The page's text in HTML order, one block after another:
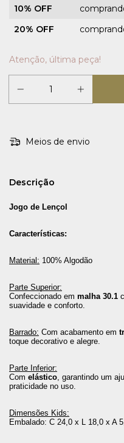
10% OFF
20% OFF
Atenção, última peça!
Meios de envio
Descrição
Jogo de Lençol
Características:
Material: 100% Algodão
Parte Superior:
Confeccionado em malha 30.1
suavidade e conforto.
Barrado: Com acabamento em
toque decorativo e alegre.
Parte Inferior:
Com elástico , garantindo um
praticidade no uso.
Dimensões Kids:
Embalado: C 24,0 x L 18,0 x A